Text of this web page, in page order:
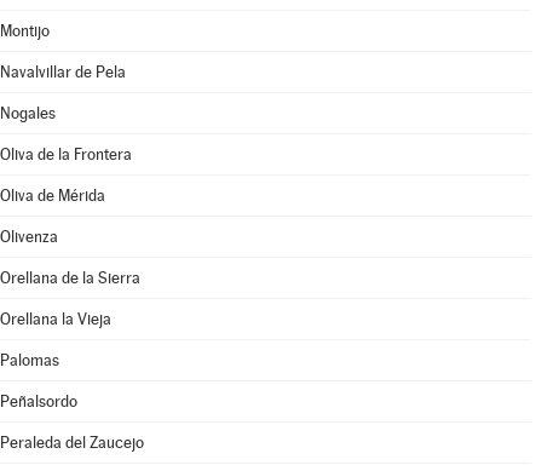
Montijo
Navalvillar de Pela
Nogales
Oliva de la Frontera
Oliva de Mérida
Olivenza
Orellana de la Sierra
Orellana la Vieja
Palomas
Peñalsordo
Peraleda del Zaucejo